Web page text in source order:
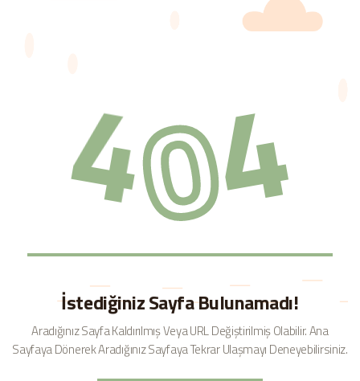
404
İstediğiniz Sayfa Bulunamadı!
Aradığınız Sayfa Kaldırılmış Veya URL Değiştirilmiş Olabilir.Ana
Sayfaya Dönerek Aradığınız Sayfaya Tekrar Ulaşmayı Deneyebilirsiniz.